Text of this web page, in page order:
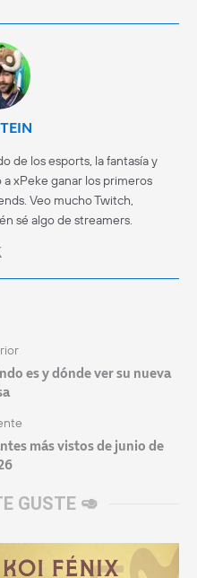
de los esports, la fantasía y
xPeke ganar los primeros
Veo mucho Twitch,
sé algo de streamers.
es y dónde ver su nueva
más vistos de junio de
GUSTE 🥑